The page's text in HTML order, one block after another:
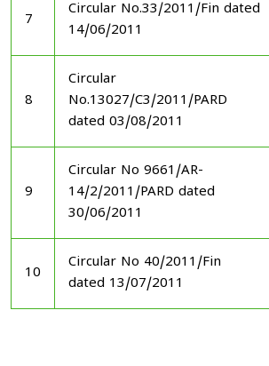
7
Circular No.33/2011/Fin dated
14/06/2011
8
Circular
No.13027/C3/2011/PARD
dated 03/08/2011
9
Circular No 9661/AR-
14/2/2011/PARD dated
30/06/2011
10
Circular No 40/2011/Fin
dated 13/07/2011